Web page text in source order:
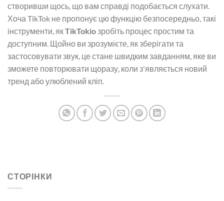
створивши щось, що вам справді подобається слухати.
Хоча TikTok не пропонує цю функцію безпосередньо, такі
інструменти, якTikTokio зробіть процес простим та
доступним. Щойно ви зрозумієте, як зберігати та
застосовувати звук, це стане швидким завданням, яке ви
зможете повторювати щоразу, коли з'являється новий
тренд або улюблений кліп.
СТОРІНКИ